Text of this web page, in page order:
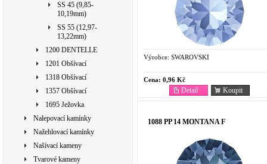
SS 45 (9,85-
10,19mm)
SS 55 (12,97-
13,22mm)
1200 DENTELLE
1201 Obšívací
1318 Obšívací
1357 Obšívací
1695 Ježovka
Nalepovací kamínky
Nažehlovací kamínky
Našívací kameny
Tvarové kameny
Výrobce: SWAROVSKI
Cena: 0,96 Kč
Koupit
Detail
1088 PP 14 MONTANA F